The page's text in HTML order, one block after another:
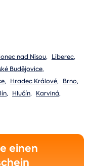
nad Nisou, Liberec,
Budějovice,
, Hradec Králové, Brno,
, Hlučín, Karviná,
einen